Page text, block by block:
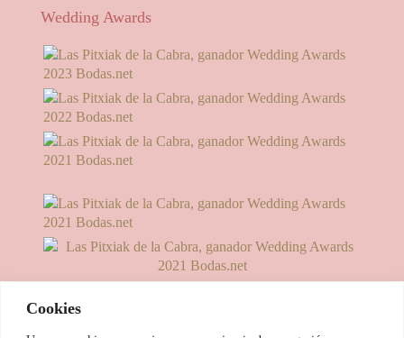
Cookies
Wedding Awards